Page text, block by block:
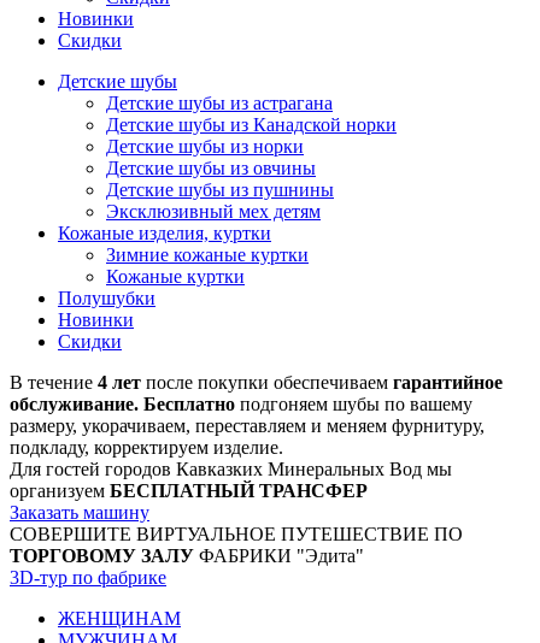
Новинки
Скидки
Детские шубы
Детские шубы из астрагана
Детские шубы из Канадской норки
Детские шубы из норки
Детские шубы из овчины
Детские шубы из пушнины
Эксклюзивный мех детям
Кожаные изделия, куртки
Зимние кожаные куртки
Кожаные куртки
Полушубки
Новинки
Скидки
В течение 4 лет после покупки обеспечиваем гарантийное
обслуживание. Бесплатно подгоняем шубы по вашему
размеру, укорачиваем, переставляем и меняем фурнитуру,
подкладу, корректируем изделие.
Для гостей городов Кавказких Минеральных Вод мы
организуем БЕСПЛАТНЫЙ ТРАНСФЕР
Заказать машину
СОВЕРШИТЕ ВИРТУАЛЬНОЕ ПУТЕШЕСТВИЕ ПО
ТОРГОВОМУ ЗАЛУ ФАБРИКИ "Эдита"
3D-тур по фабрике
ЖЕНЩИНАМ